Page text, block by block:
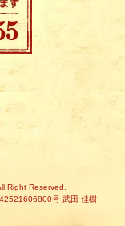
Right Reserved.
号 武田 佳樹